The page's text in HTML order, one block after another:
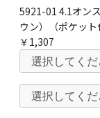
5921-01 4.1オン
ウン）（ポケット
￥1,307